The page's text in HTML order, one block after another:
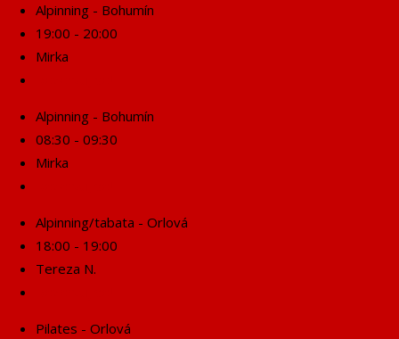
Alpinning - Bohumín
19:00 - 20:00
Mirka
Alpinning - Bohumín
08:30 - 09:30
Mirka
Alpinning/tabata - Orlová
18:00 - 19:00
Tereza N.
Pilates - Orlová